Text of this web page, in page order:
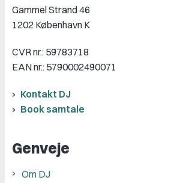
Gammel Strand 46
1202 København K
CVR nr.: 59783718
EAN nr.: 5790002490071
Kontakt DJ
Book samtale
Genveje
Om DJ